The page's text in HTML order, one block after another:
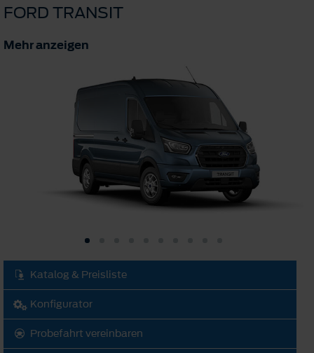
FORD TRANSIT
Mehr anzeigen
Katalog & Preisliste
Konfigurator
Probefahrt vereinbaren